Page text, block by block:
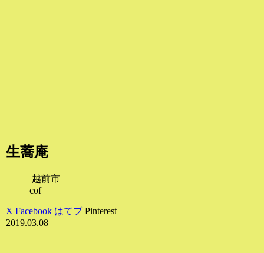
生蕎庵
越前市
cof
X Facebook はてブ Pinterest
2019.03.08